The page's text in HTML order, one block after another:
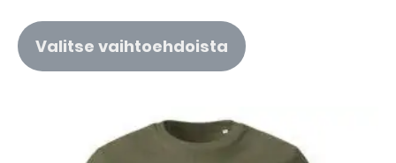
Valitse vaihtoehdoista